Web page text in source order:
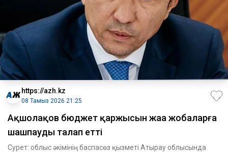
https://azh.kz
08 Тамыз 2026 21:25
Ақшолақов бюджет қаржысын жаңа жобаларға
шашпауды талап етті
Сурет: облыс әкімінің баспасөз қызметі Атырау облысында